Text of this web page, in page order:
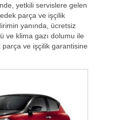
yetkili servislere gelen
parça ve işçilik
yanında, ücretsiz
ve klima gazı dolumu ile
parça ve işçilik garantisine